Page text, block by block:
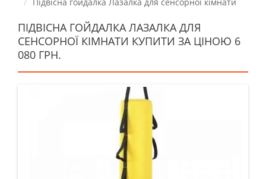
ПІДВІСНА ГОЙДАЛКА ЛАЗАЛКА ДЛЯ
СЕНСОРНОЇ КІМНАТИ КУПИТИ ЗА ЦІНОЮ 6
080 ГРН.